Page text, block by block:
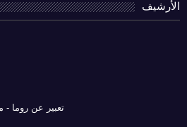
الأرشيف
تعبير عن روما -